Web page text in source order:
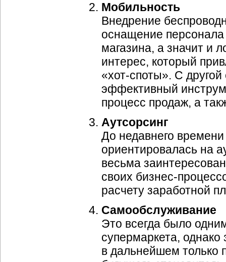
Мобильность
Внедрение
оснащение
магазина, а значит и
интерес, который
«хот-споты». С
эффективный
процесс продаж, а
Аутсорсинг
До недавнего
ориентировалась на
весьма
своих бизнес-
расчету заработной
Самообслуживание
Это всегда было
супермаркета, однако
в дальнейшем только